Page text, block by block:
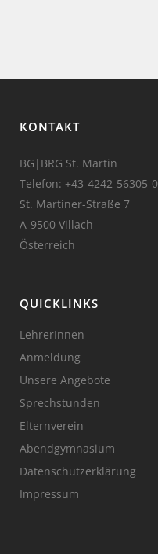
KONTAKT
BG|BRG St. Martin
Telefon: +43-4242-56305-0
St. Martiner-Straße 7
A-9500 Villach
Österreich
QUICKLINKS
LehrerInnen
Anmeldung
Unsere Angebote
Sprechstunden
Elternverein
Abendgymnasium
Datenschutzerklärung
Impressum